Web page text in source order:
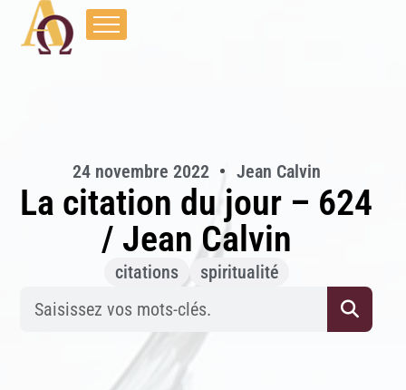
24 novembre 2022 Jean Calvin
La citation du jour – 624
/ Jean Calvin
citations spiritualité